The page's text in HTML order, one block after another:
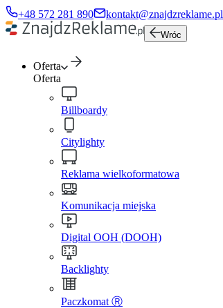
+48 572 281 890 kontakt@znajdzreklame.pl
Wróc
Oferta
Oferta
Billboardy
Citylighty
Reklama wielkoformatowa
Komunikacja miejska
Digital OOH (DOOH)
Backlighty
Paczkomat Ⓡ